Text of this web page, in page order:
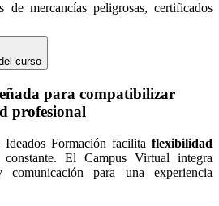
de mercancías peligrosas, certificados
curso
para compatibilizar
profesional
Formación facilita flexibilidad
constante. El Campus Virtual integra
comunicación para una experiencia